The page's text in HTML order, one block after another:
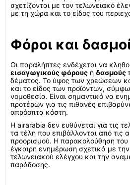
σχετίζονται με τον τελωνειακό
με τη χώρα και το είδος του
Φόροι και
Οι παραλήπτες ενδέχεται να
εισαγωγικούς φόρους ή δασμούς
δέματος. Το ύψος των χρεώσεων
και το είδος των προϊόντων,
νομοθεσία. Είναι σημαντικό να
προτέρων για τις πιθανές
απρόοπτα κόστη.
Η airarabia δεν ευθύνεται για τις
τα τέλη που επιβάλλονται από τις
προορισμού. Η παρακολούθηση του
έγκαιρη ενημέρωση σχετικά με
τελωνειακού ελέγχου και την
παράδοσης.